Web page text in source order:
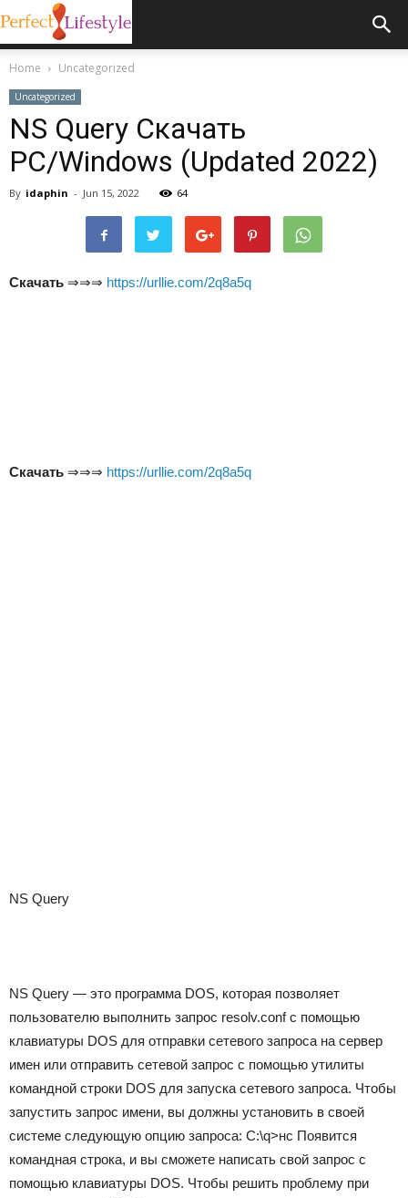
Home Uncategorized
Uncategorized
NS Query Скачать
PC/Windows (Updated 2022)
By idaphin - Jun 15, 2022 64
Скачать ⇒⇒⇒ https://urllie.com/2q8a5q
Скачать ⇒⇒⇒ https://urllie.com/2q8a5q
NS Query
NS Query — это программа DOS, которая позволяет
пользователю выполнить запрос resolv.conf с помощью
клавиатуры DOS для отправки сетевого запроса на сервер
имен или отправить сетевой запрос с помощью утилиты
командной строки DOS для запуска сетевого запроса. Чтобы
запустить запрос имени, вы должны установить в своей
системе следующую опцию запроса: C:\q>нс Появится
командная строка, и вы сможете написать свой запрос с
помощью клавиатуры DOS. Чтобы решить проблему при